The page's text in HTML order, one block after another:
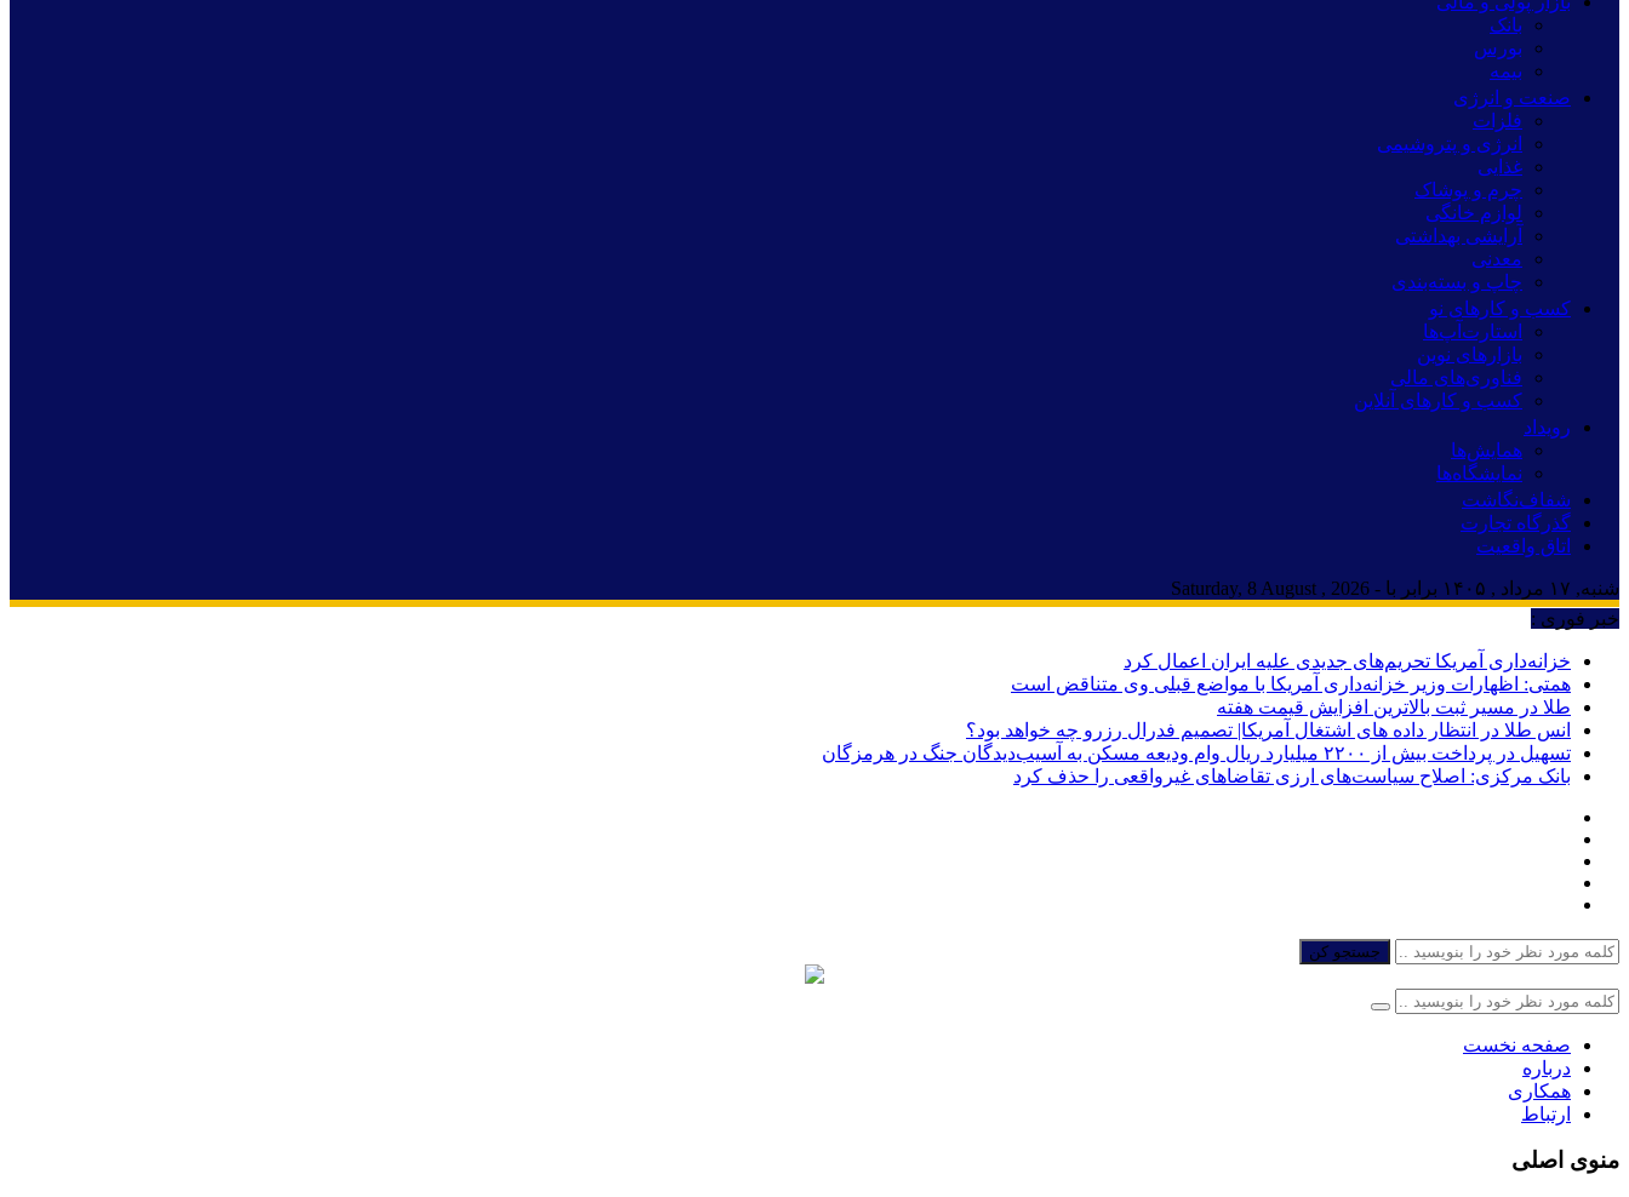
بانک
بورس
بیمه
صنعت و انرژی
فلزات
انرژی و پتروشیمی
غذایی
چرم و پوشاک
لوازم خانگی
آرایشی بهداشتی
معدنی
چاپ و بسته‌بندی
کسب و کارهای نو
استارت‌آپ‌ها
بازارهای نوین
فناوری‌های مالی
کسب و کارهای آنلاین
رویداد
همایش‌ها
نمایشگاه‌ها
شفاف‌نگاشت
گذرگاه تجارت
اتاق واقعیت
شنبه, ۱۷ مرداد , ۱۴۰۵ برابر با - Saturday, 8 August , 2026
خبر فوری :
خزانه‌داری آمریکا تحریم‌های جدیدی علیه ایران اعمال کرد
همتی: اظهارات وزیر خزانه‌داری آمریکا با مواضع قبلی وی متناقض است
طلا در مسیر ثبت بالاترین افزایش قیمت هفته
انس طلا در انتظار داده های اشتغال آمریکا| تصمیم فدرال رزرو چه خواهد بود؟
تسهیل در پرداخت بیش از ۲۲۰۰ میلیارد ریال وام ودیعه مسکن به آسیب‌دیدگان جنگ در هرمزگان
بانک مرکزی: اصلاح سیاست‌های ارزی تقاضاهای غیرواقعی را حذف کرد
جستجو کن
صفحه نخست
درباره
همکاری
ارتباط
منوی اصلی